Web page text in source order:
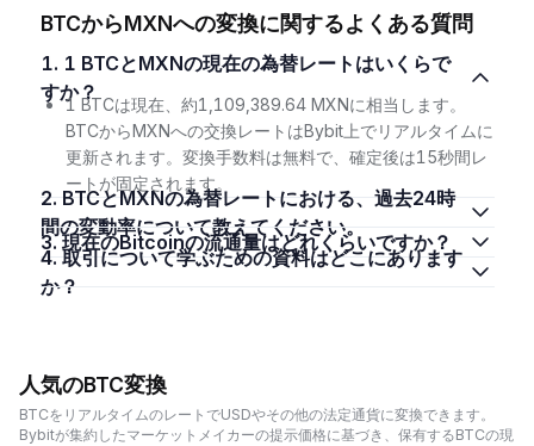
BTCからMXNへの変換に関するよくある質問
1. 1 BTCとMXNの現在の為替レートはいくらで
すか？
1 BTCは現在、約1,109,389.64 MXNに相当します。
BTCからMXNへの交換レートはBybit上でリアルタイムに
更新されます。変換手数料は無料で、確定後は15秒間レ
ートが固定されます。
2. BTCとMXNの為替レートにおける、過去24時
間の変動率について教えてください。
3. 現在のBitcoinの流通量はどれくらいですか？
4. 取引について学ぶための資料はどこにあります
か？
人気のBTC変換
BTCをリアルタイムのレートでUSDやその他の法定通貨に変換できます。
Bybitが集約したマーケットメイカーの提示価格に基づき、保有するBTCの現